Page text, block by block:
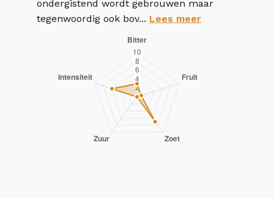
ondergistend wordt gebrouwen maar
tegenwoordig ook bov... Lees meer